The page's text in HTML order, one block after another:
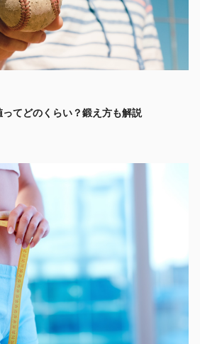
ってどのくらい？鍛え方も解説